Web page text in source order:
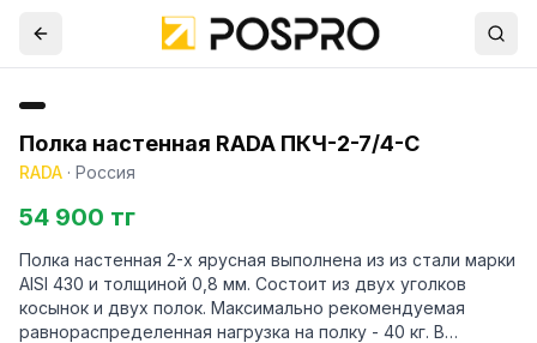
Полка настенная RADA ПКЧ-2-7/4-С
RADA · Россия
54 900 тг
Полка настенная 2-х ярусная выполнена из из стали марки
AISI 430 и толщиной 0,8 мм. Состоит из двух уголков
косынок и двух полок. Максимально рекомендуемая
равнораспределенная нагрузка на полку - 40 кг. В